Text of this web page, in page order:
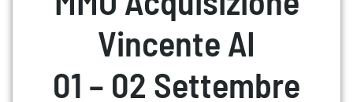
Vincente AI
01 – 02 Settembre